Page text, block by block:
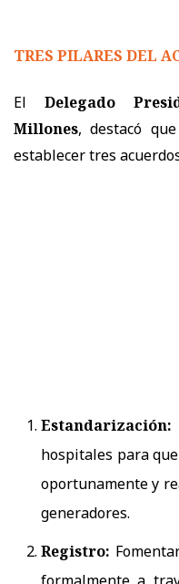
TRES PILARES DEL
El Delegado
Millones, destacó
establecer tres
Estandarización:
hospitales para
oportunamente y
generadores.
Registro: